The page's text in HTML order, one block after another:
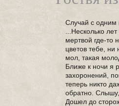
Случай с одним
...Несколько
мертвой где-то
цветов тебе,
мол, такая
Ближе к ночи я
захоронений,
теперь никто
обратно.
Дошел до